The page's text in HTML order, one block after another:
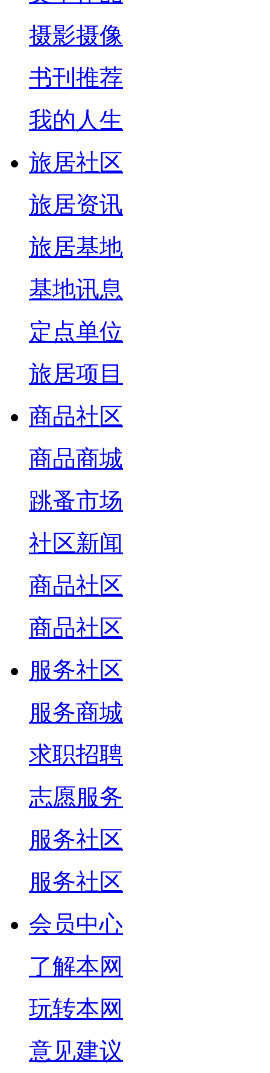
摄影摄像
书刊推荐
我的人生
旅居社区
旅居资讯
旅居基地
基地讯息
定点单位
旅居项目
商品社区
商品商城
跳蚤市场
社区新闻
商品社区
商品社区
服务社区
服务商城
求职招聘
志愿服务
服务社区
服务社区
会员中心
了解本网
玩转本网
意见建议